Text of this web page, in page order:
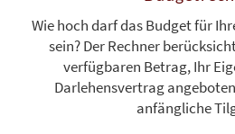
Wie hoch darf das Budget für
sein? Der Rechner
verfügbaren Betrag, Ihr
Darlehensvertrag
anfängliche